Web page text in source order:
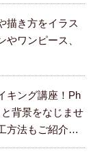
描き方をイラス
やワンピース、
キング講座！Ph
背景をなじませ
方法もご紹介し